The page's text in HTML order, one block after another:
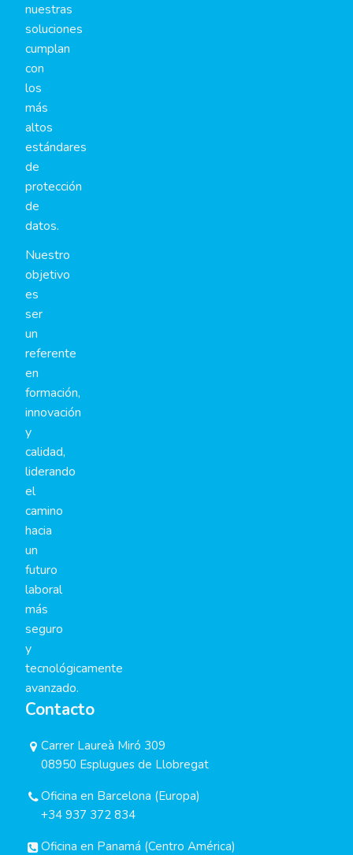
nuestras
soluciones
cumplan
con
los
más
altos
estándares
de
protección
de
datos.
Nuestro
objetivo
es
ser
un
referente
en
formación,
innovación
y
calidad,
liderando
el
camino
hacia
un
futuro
laboral
más
seguro
y
tecnológicamente
avanzado.
Contacto
Carrer Laureà Miró 309
08950 Esplugues de Llobregat
Oficina en Barcelona (Europa)
+34 937 372 834
Oficina en Panamá (Centro América)